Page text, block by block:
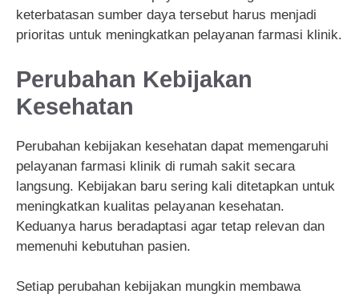
keterbatasan sumber daya tersebut harus menjadi
prioritas untuk meningkatkan pelayanan farmasi klinik.
Perubahan Kebijakan
Kesehatan
Perubahan kebijakan kesehatan dapat memengaruhi
pelayanan farmasi klinik di rumah sakit secara
langsung. Kebijakan baru sering kali ditetapkan untuk
meningkatkan kualitas pelayanan kesehatan.
Keduanya harus beradaptasi agar tetap relevan dan
memenuhi kebutuhan pasien.
Setiap perubahan kebijakan mungkin membawa